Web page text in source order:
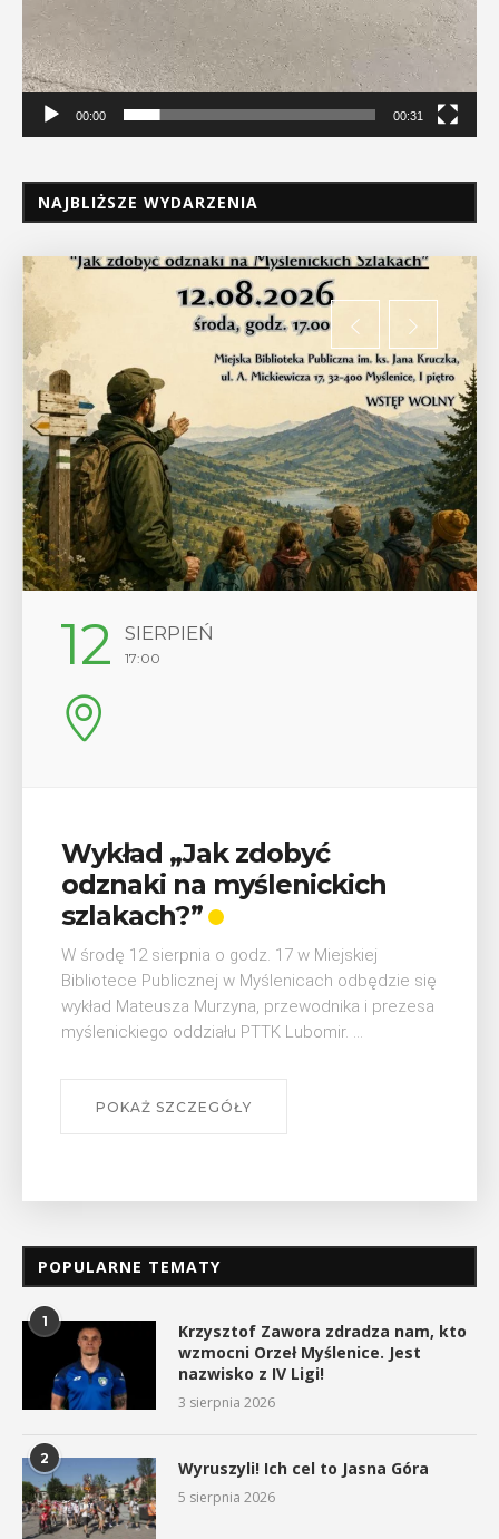
00:00 00:31
NAJBLIŻSZE WYDARZENIA
29 SIERPIEŃ
08:00 - 18:00
V Turniej Myślimira.
Mieszczanie i rzemieślnicy
W ostatni weekend wakacji, czyli 29-30 sierpnia w
Myślenicach odbędzie się piąta edycja Turnieju
Myślimira. Wydarzenie organizowane przez
Muzeum Niepodległości w Myślenicach odbędzie
się na ...
POKAŻ SZCZEGÓŁY
POPULARNE TEMATY
1
Krzysztof Zawora zdradza nam, kto
wzmocni Orzeł Myślenice. Jest
nazwisko z IV Ligi!
3 sierpnia 2026
2 Wyruszyli! Ich cel to Jasna Góra
5 sierpnia 2026